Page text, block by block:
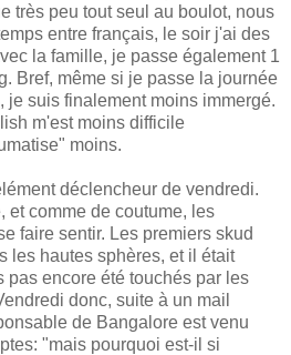
très peu tout seul au boulot, nous
entre français, le soir j'ai des
la famille, je passe également 1
Bref, même si je passe la journée
je suis finalement moins immergé.
m'est moins difficile
moins.
déclencheur de vendredi.
et comme de coutume, les
faire sentir. Les premiers skud
les hautes sphères, et il était
pas encore été touchés par les
donc, suite à un mail
de Bangalore est venu
"mais pourquoi est-il si